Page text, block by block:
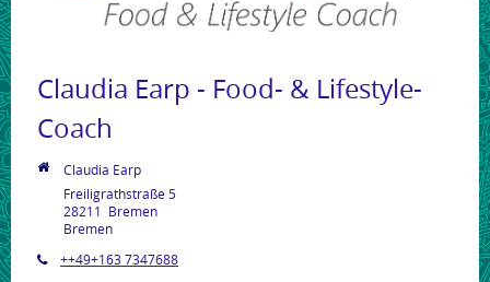
Claudia Earp - Food- & Lifestyle-
Coach
Claudia Earp
Freiligrathstraße 5
28211 Bremen
Bremen
++49+163 7347688